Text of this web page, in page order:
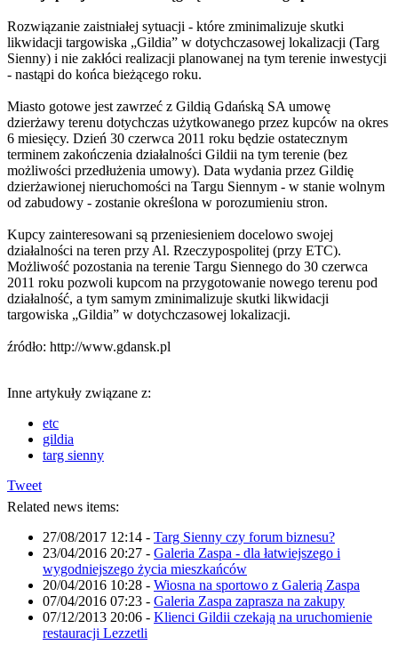
Rozwiązanie zaistniałej sytuacji - które zminimalizuje skutki
likwidacji targowiska „Gildia” w dotychczasowej lokalizacji (Targ
Sienny) i nie zakłóci realizacji planowanej na tym terenie inwestycji
- nastąpi do końca bieżącego roku.
Miasto gotowe jest zawrzeć z Gildią Gdańską SA umowę
dzierżawy terenu dotychczas użytkowanego przez kupców na okres
6 miesięcy. Dzień 30 czerwca 2011 roku będzie ostatecznym
terminem zakończenia działalności Gildii na tym terenie (bez
możliwości przedłużenia umowy). Data wydania przez Gildię
dzierżawionej nieruchomości na Targu Siennym - w stanie wolnym
od zabudowy - zostanie określona w porozumieniu stron.
Kupcy zainteresowani są przeniesieniem docelowo swojej
działalności na teren przy Al. Rzeczypospolitej (przy ETC).
Możliwość pozostania na terenie Targu Siennego do 30 czerwca
2011 roku pozwoli kupcom na przygotowanie nowego terenu pod
działalność, a tym samym zminimalizuje skutki likwidacji
targowiska „Gildia” w dotychczasowej lokalizacji.
źródło: http://www.gdansk.pl
Inne artykuły związane z:
etc
gildia
targ sienny
Tweet
Related news items:
27/08/2017 12:14 - Targ Sienny czy forum biznesu?
23/04/2016 20:27 - Galeria Zaspa - dla łatwiejszego i
wygodniejszego życia mieszkańców
20/04/2016 10:28 - Wiosna na sportowo z Galerią Zaspa
07/04/2016 07:23 - Galeria Zaspa zaprasza na zakupy
07/12/2013 20:06 - Klienci Gildii czekają na uruchomienie
restauracji Lezzetli